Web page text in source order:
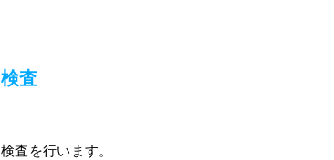
検査
検査を行います。